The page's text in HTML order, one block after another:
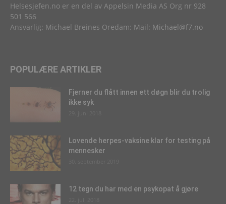
Helsesjefen.no er en del av Appelsin Media AS Org nr 928
501 566
Ansvarlig: Michael Breines Oredam: Mail: Michael@f7.no
POPULÆRE ARTIKLER
Fjerner du flått innen ett døgn blir du trolig
ikke syk
Lovende herpes-vaksine klar for testing på
mennesker
12 tegn du har med en psykopat å gjøre